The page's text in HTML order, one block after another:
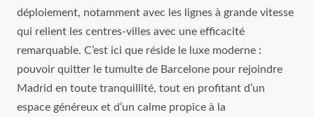
déploiement, notamment avec les lignes à grande vitesse
qui relient les centres-villes avec une efficacité
remarquable. C’est ici que réside le luxe moderne :
pouvoir quitter le tumulte de Barcelone pour rejoindre
Madrid en toute tranquillité, tout en profitant d’un
espace généreux et d’un calme propice à la